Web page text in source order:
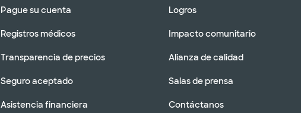
Pague su cuenta
Registros médicos
Transparencia de precios
Seguro aceptado
Asistencia financiera
Logros
Impacto comunitario
Alianza de calidad
Salas de prensa
Contáctanos